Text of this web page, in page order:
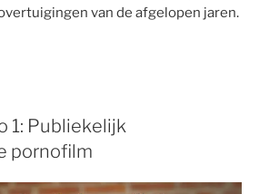
van de afgelopen jaren.
1: Publiekelijk
pornofilm